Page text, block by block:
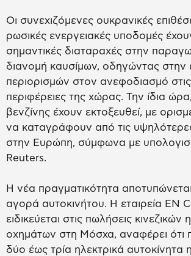
Οι συνεχιζόμενες ουκρανικές
ρωσικές ενεργειακές υποδομές
σημαντικές διαταραχές στην
διανομή καυσίμων, οδηγώντας στην
περιορισμών στον ανεφοδιασμό
περιφέρειες της χώρας. Την ίδια ώρα,
βενζίνης έχουν εκτοξευθεί, με
να καταγράφουν από τις υψηλότερες
στην Ευρώπη, σύμφωνα με
Reuters.
Η νέα πραγματικότητα
αγορά αυτοκινήτου. Η εταιρεία EN
ειδικεύεται στις πωλήσεις κινεζικών
οχημάτων στη Μόσχα, αναφέρει ότι
δύο έως τρία ηλεκτρικά αυτοκίνητα